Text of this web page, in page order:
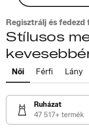
Regisztrálj és fedezd
Stílusos
Női Férfi Lány
Ruházat
47 517+ termék